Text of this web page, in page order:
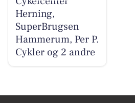
Herning,
SuperBrugsen
Hammerum, Per P.
Cykler og 2 andre